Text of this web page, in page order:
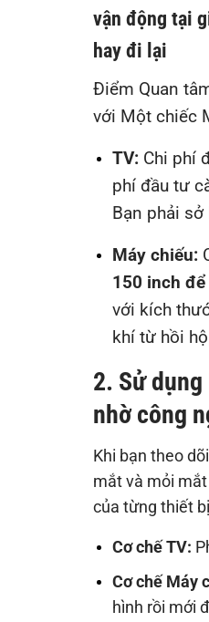
vận động tại
hay đi lại
Điểm Quan
với Một chiếc
TV: Chi phí
phí đầu tư
Bạn phải
Máy chiếu:
150 inch
với kích
khí từ hồi
2. Sử
nhờ công
Khi bạn theo
mắt và mỏi
của từng thiết
Cơ chế TV:
Cơ chế Máy
hình rồi mới